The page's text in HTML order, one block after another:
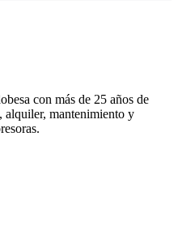
con más de 25 años de
alquiler, mantenimiento y